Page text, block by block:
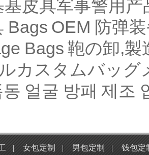
基皮具军事警用
Bags OEM 防弹
Bags 鞄の卸,製
カスタムバッグ
얼굴 방패 제조
| 女包定制 | 男包定制 | 钱包定